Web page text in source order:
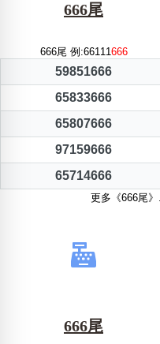
666尾
666尾 例:66111666
59851666
65833666
65807666
97159666
65714666
更多《666尾》..
666尾